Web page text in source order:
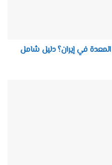
في إيران؟ دليل شامل